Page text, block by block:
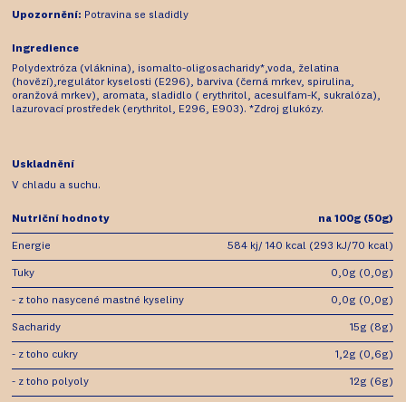
Upozornění: Potravina se sladidly
Ingredience
Polydextróza (vláknina), isomalto-oligosacharidy*,voda, želatina
(hovězí),regulátor kyselosti (E296), barviva (černá mrkev, spirulina,
oranžová mrkev), aromata, sladidlo ( erythritol, acesulfam-K, sukralóza),
lazurovací prostředek (erythritol, E296, E903). *Zdroj glukózy.
Uskladnění
V chladu a suchu.
Nutriční hodnoty na 100g (50g)
Energie 584 kj/ 140 kcal (293 kJ/70 kcal)
Tuky 0,0g (0,0g)
- z toho nasycené mastné kyseliny 0,0g (0,0g)
Sacharidy 15g (8g)
- z toho cukry 1,2g (0,6g)
- z toho polyoly 12g (6g)